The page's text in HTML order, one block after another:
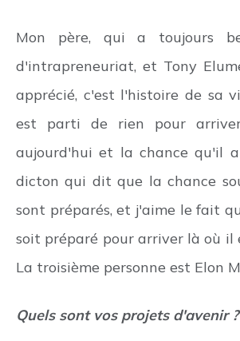
Mon père, qui a toujours
d'intrapreneuriat, et Tony
apprécié, c'est l'histoire de sa
est parti de rien pour
aujourd'hui et la chance qu'il
dicton qui dit que la chance
sont préparés, et j'aime le fait
soit préparé pour arriver là où il
La troisième personne est Elon
Quels sont vos projets d'avenir ?